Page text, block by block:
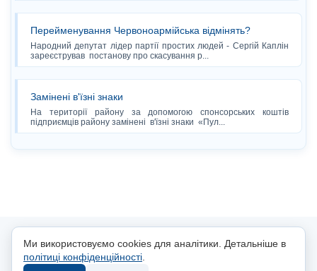
Перейменування Червоноармійська відмінять?
Народний депутат лідер партії простих людей - Сергій Каплін
зареєстрував постанову про скасування р...
Замінені в'їзні знаки
На території району за допомогою спонсорських коштів
підприємців району замінені в'їзні знаки «Пул...
© 2014-2025, Чортоліси.zt.ua
Ми використовуємо cookies для аналітики. Детальніше в
політиці конфіденційності